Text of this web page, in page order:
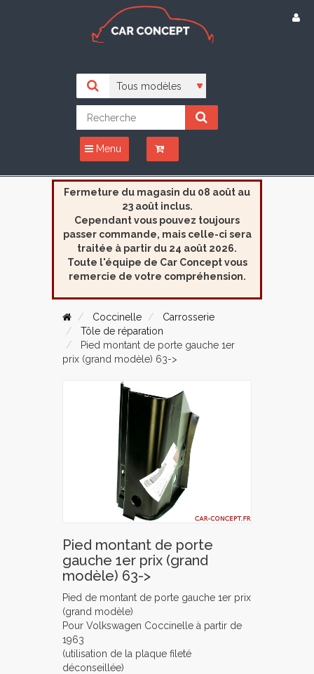
Menu
Fermeture du magasin du 08 août au
23 août inclus.
Cependant vous pouvez toujours
passer commande, mais celle-ci sera
traitée à partir du 24 août 2026.
Toute l'équipe de Car Concept vous
remercie de votre compréhension.
Coccinelle
Carrosserie
Tôle de réparation
Pied montant de porte gauche 1er
prix (grand modèle) 63->
Pied montant de porte
gauche 1er prix (grand
modèle) 63->
Pied de montant de porte gauche 1er prix
(grand modèle)
Pour Volkswagen Coccinelle à partir de
1963
(utilisation de la plaque fileté
déconseillée)